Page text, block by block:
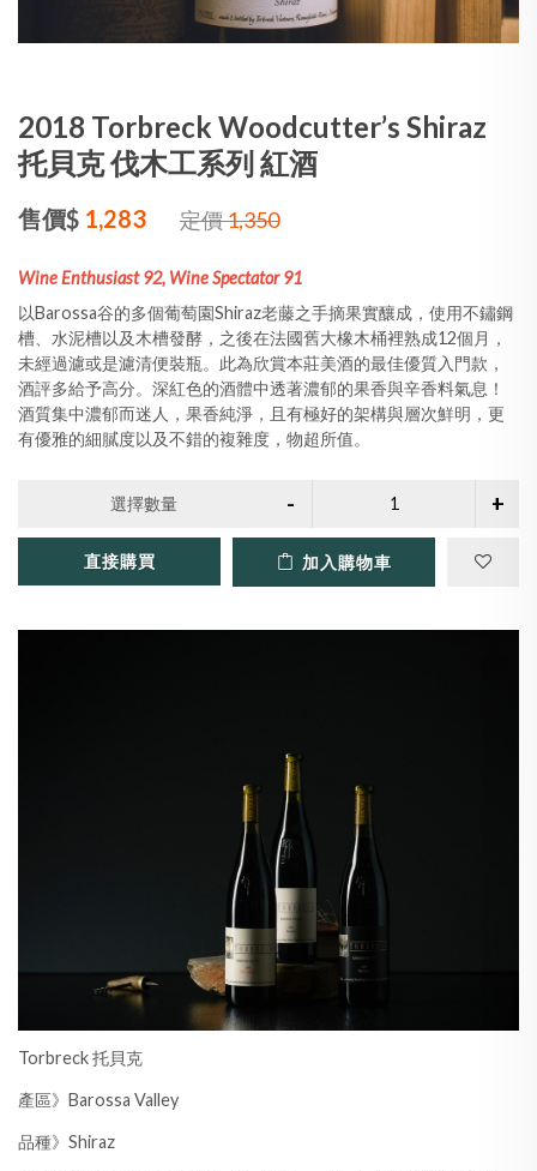
2018 Torbreck Woodcutter’s Shiraz
托貝克 伐木工系列 紅酒
售價$ 1,283 定價1,350
Wine Enthusiast 92, Wine Spectator 91
以Barossa谷的多個葡萄園Shiraz老藤之手摘果實釀成，使用不鏽鋼
槽、水泥槽以及木槽發酵，之後在法國舊大橡木桶裡熟成12個月，
未經過濾或是濾清便裝瓶。此為欣賞本莊美酒的最佳優質入門款，
酒評多給予高分。深紅色的酒體中透著濃郁的果香與辛香料氣息！
酒質集中濃郁而迷人，果香純淨，且有極好的架構與層次鮮明，更
有優雅的細膩度以及不錯的複雜度，物超所值。
選擇數量
直接購買 加入購物車
Torbreck 托貝克
產區》Barossa Valley
品種》Shiraz